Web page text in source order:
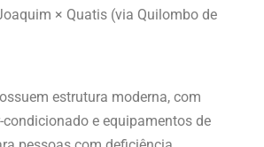
× Quatis (via Quilombo de
estrutura moderna, com
condicionado e equipamentos de